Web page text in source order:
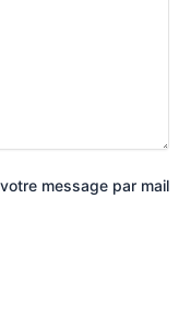
message par mail